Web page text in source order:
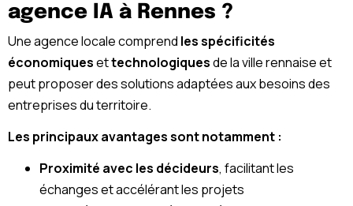
agence IA à Rennes ?
Une agence locale comprend les spécificités
économiquesettechnologiquesde la ville rennaise et
peut proposer des solutions adaptées aux besoins des
entreprises du territoire.
Les principaux avantages sont notamment :
Proximité avec les décideurs, facilitant les
échanges et accélérant les projets